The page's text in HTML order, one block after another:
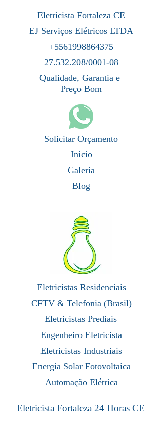
Eletricista Fortaleza CE
EJ Serviços Elétricos LTDA
+5561998864375
27.532.208/0001-08
Qualidade, Garantia e
Preço Bom
Solicitar Orçamento
Início
Galeria
Blog
Eletricistas Residenciais
CFTV & Telefonia (Brasil)
Eletricistas Prediais
Engenheiro Eletricista
Eletricistas Industriais
Energia Solar Fotovoltaica
Automação Elétrica
Eletricista Fortaleza 24 Horas CE